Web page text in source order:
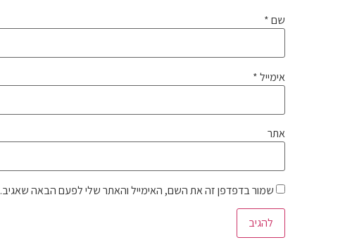
שם*
אימייל*
אתר
שמור בדפדפן זה את השם, האימייל והאתר שלי לפעם הבאה שאגיב.